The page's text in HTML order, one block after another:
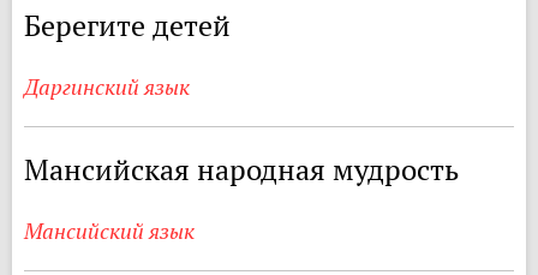
Берегите детей
Даргинский язык
Мансийская народная мудрость
Мансийский язык